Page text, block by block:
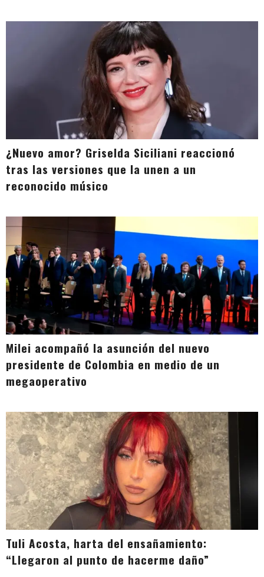
¿Nuevo amor? Griselda Siciliani reaccionó
tras las versiones que la unen a un
reconocido músico
Milei acompañó la asunción del nuevo
presidente de Colombia en medio de un
megaoperativo
Tuli Acosta, harta del ensañamiento:
“Llegaron al punto de hacerme daño”